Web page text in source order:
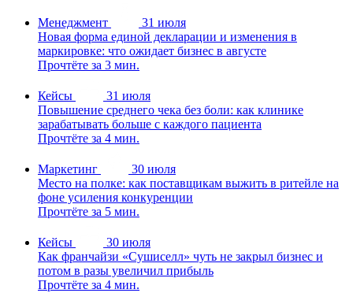
Менеджмент
31 июля
Новая форма единой декларации и изменения в
маркировке: что ожидает бизнес в августе
Прочтёте за 3 мин.
Кейсы
31 июля
Повышение среднего чека без боли: как клинике
зарабатывать больше с каждого пациента
Прочтёте за 4 мин.
Маркетинг
30 июля
Место на полке: как поставщикам выжить в ритейле на
фоне усиления конкуренции
Прочтёте за 5 мин.
Кейсы
30 июля
Как франчайзи «Сушиселл» чуть не закрыл бизнес и
потом в разы увеличил прибыль
Прочтёте за 4 мин.